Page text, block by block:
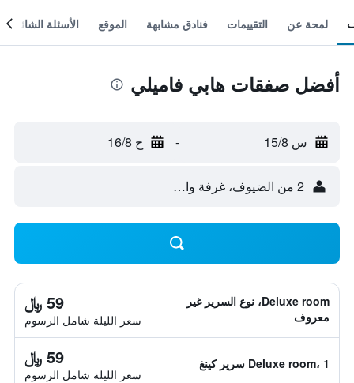
لمحة عن التقييمات فنادق مشابهة الموقع الأسئلة الشائعة
أفضل صفقات هابي فاميلي
س 15/8 - ح 16/8
2 من الضيوف، غرفة واحدة
Deluxe room، نوع السرير غير
معروف
59 ﷼
سعر الليلة شامل الرسوم
Deluxe room، 1 سرير كينغ 59 ﷼
سعر الليلة شامل الرسوم